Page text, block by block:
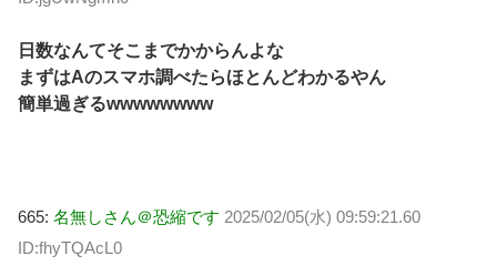
日数なんてそこまでかからんよな
まずはAのスマホ調べたらほとんどわかるやん
簡単過ぎるwwwwwwww
665: 名無しさん＠恐縮です 2025/02/05(水) 09:59:21.60
ID:fhyTQAcL0